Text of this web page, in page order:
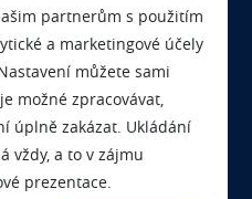
partnerům s použitím
a marketingové účely
můžete sami
možné zpracovávat,
úplně zakázat. Ukládání
vždy, a to v zájmu
prezentace.
něco zeptat?
nás
pracovat?
volná místa